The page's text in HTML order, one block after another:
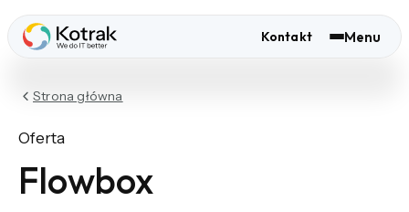
Kontakt Menu
Strona główna
Oferta
Flowbox